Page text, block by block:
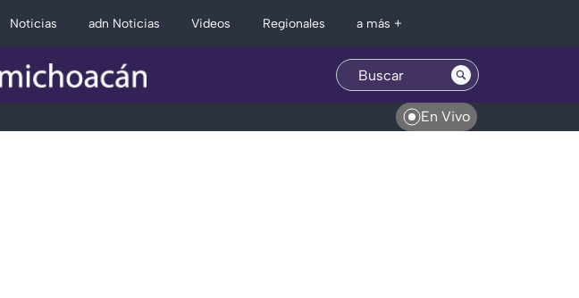
Noticias adn Noticias Videos Regionales a más +
En Vivo